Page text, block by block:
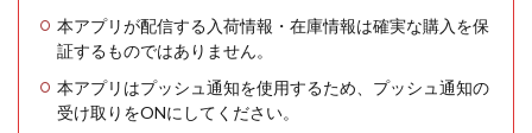
本アプリが配信する入荷情報・在庫情報は確実な購入を保
証するものではありません。
本アプリはプッシュ通知を使用するため、プッシュ通知の
受け取りをONにしてください。